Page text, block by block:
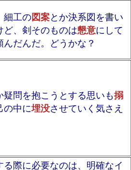
細工の図案とか決系図を書い
ど、剣そのものは懇意にして
んだんだ。どうかな？
疑問を抱こうとする思いも搦
の中に埋没させていく気さえ
る際に必要なのは、明確なイ